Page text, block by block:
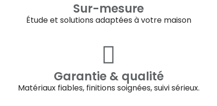
Sur-mesure
Étude et solutions adaptées à votre maison
Garantie & qualité
Matériaux fiables, finitions soignées, suivi sérieux.